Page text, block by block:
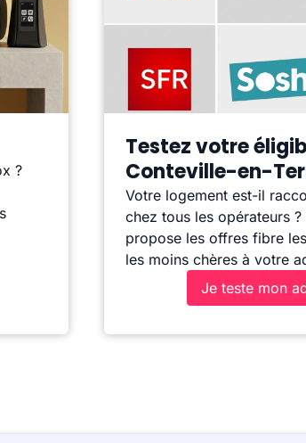
?
Testez votre
Conteville-en-
Votre logement est-il
chez tous les opérateurs
propose les offres fibre
les moins chères à votre
Je teste mon